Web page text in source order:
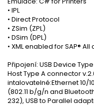
• IPL
• Direct Protocol
• ZSim (ZPL)
• DSim (DPL)
• XML enabled for SAP®
Připojení: USB Device
Host Type A connector
intalovatelné:Ethernet 10/
(802.11 b/g/n and
232), USB to Parallel